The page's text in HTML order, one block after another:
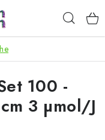
100 -
3 µmol/J